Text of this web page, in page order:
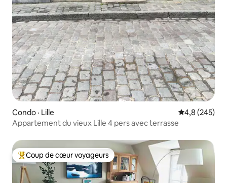
Condo · Lille Note
4,8 (245)
Appartement du vieux Lille 4 pers avec terrasse
Coup de cœur voyageurs parmi les plus aimés
Coup de cœur voyageurs